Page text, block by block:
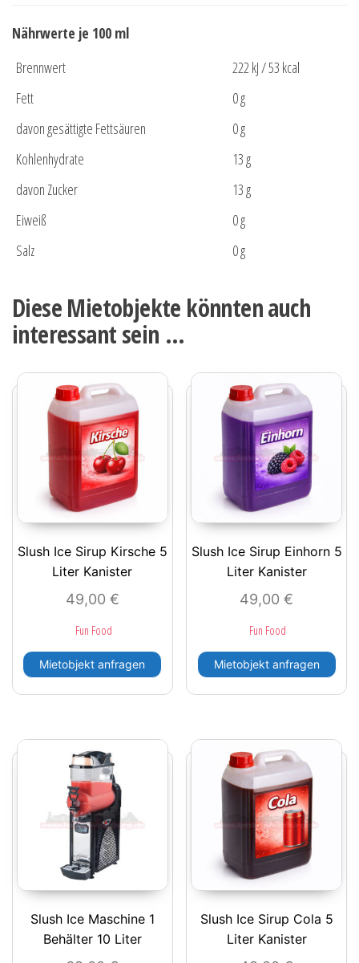
Nährwerte je 100 ml
Brennwert
222 kJ / 53 kcal
Fett
0 g
davon gesättigte Fettsäuren
0 g
Kohlenhydrate
13 g
davon Zucker
13 g
Eiweiß
0 g
Salz
0 g
Diese Mietobjekte könnten auch
interessant sein …
Slush Ice Sirup Kirsche 5
Liter Kanister
49,00 €
Fun Food
Mietobjekt anfragen
Slush Ice Sirup Einhorn 5
Liter Kanister
49,00€
Fun Food
Mietobjekt anfragen
Slush Ice Maschine 1
Behälter 10 Liter
Slush Ice Sirup Cola 5
Liter Kanister